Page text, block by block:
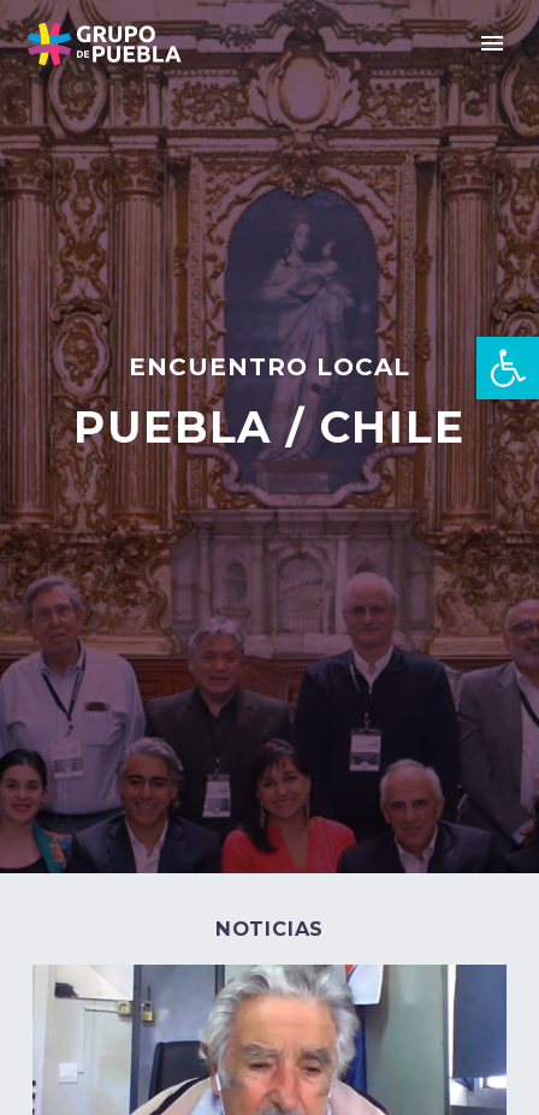
Abrir
es
ENCUENTRO LOCAL
PUEBLA / CHILE
NOTICIAS